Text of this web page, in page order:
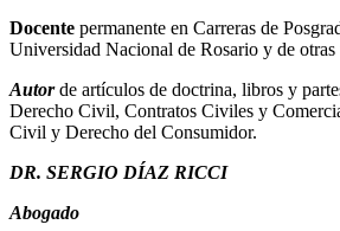
Docente permanente en Carreras de
Universidad Nacional de Rosario y de otras
Autorde artículos de doctrina, libros y
Derecho Civil, Contratos Civiles y
Civil y Derecho del Consumidor.
DR. SERGIO DÍAZ RICCI
Abogado